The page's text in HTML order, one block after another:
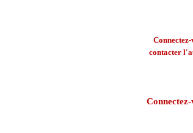
contacter
Connectez-